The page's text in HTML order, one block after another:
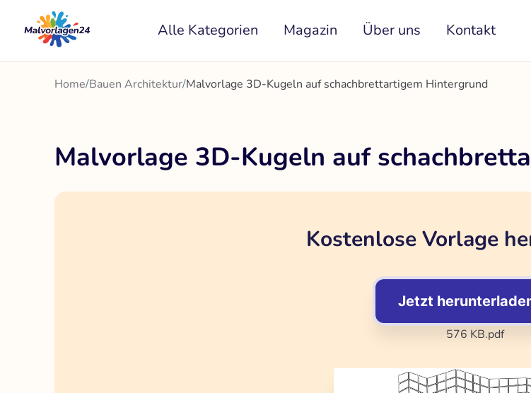
Inhalt
springen
Alle Kategorien Magazin Über uns Kontakt
Home/Bauen Architektur/Malvorlage 3D-Kugeln auf schachbrettartigem Hintergrund
Malvorlage 3D-Kugeln auf
Kostenlose Vorlage
Jetzt
576 KB.pdf